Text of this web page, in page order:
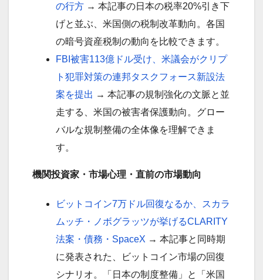
の行方 → 本記事の日本の税率20%引き下
げと並ぶ、米国側の税制改革動向。各国
の暗号資産税制の動向を比較できます。
FBI被害113億ドル受け、米議会がクリプ
ト犯罪対策の連邦タスクフォース新設法
案を提出 → 本記事の規制強化の文脈と並
走する、米国の被害者保護動向。グロー
バルな規制整備の全体像を理解できま
す。
機関投資家・市場心理・直前の市場動向
ビットコイン7万ドル回復なるか、スカラ
ムッチ・ノボグラッツが挙げるCLARITY
法案・債務・SpaceX → 本記事と同時期
に発表された、ビットコイン市場の回復
シナリオ。「日本の制度整備」と「米国